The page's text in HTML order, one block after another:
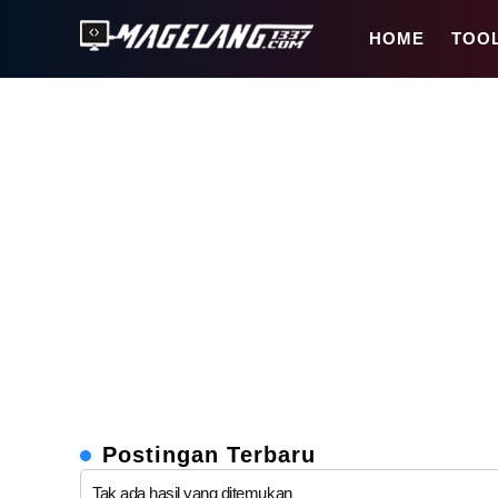
teknologi.
HOME
Postingan Terbaru
Tak ada hasil yang ditemukan